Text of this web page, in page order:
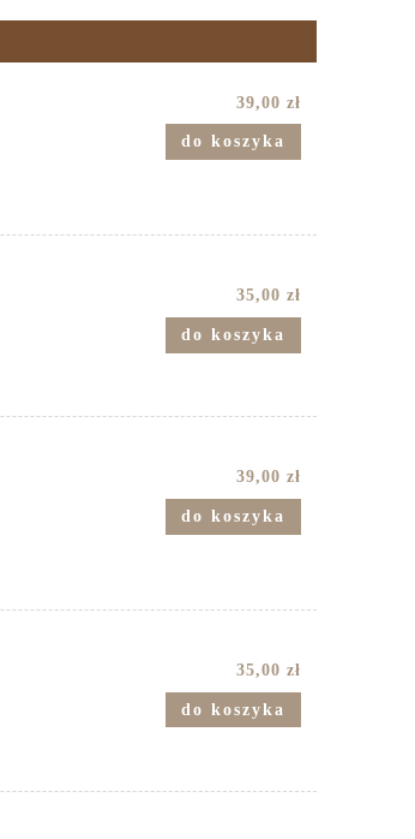
39,00 zł
do koszyka
35,00 zł
do koszyka
39,00 zł
do koszyka
35,00 zł
do koszyka